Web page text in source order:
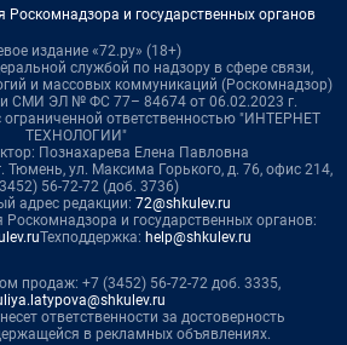
Роскомнадзора и государственных органов
издание «72.ру» (18+)
службой по надзору в сфере связи,
и массовых коммуникаций (Роскомнадзор)
СМИ ЭЛ № ФС 77– 84674 от 06.02.2023 г.
ограниченной ответственностью "ИНТЕРНЕТ
ТЕХНОЛОГИИ"
Познахарева Елена Павловна
Тюмень, ул. Максима Горького, д. 76, офис 214,
56-72-72 (доб. 3736)
адрес редакции: 72@shkulev.ru
и государственных органов:
Техподдержка: help@shkulev.ru
продаж: +7 (3452) 56-72-72 доб. 3335,
ответственности за достоверность
в рекламных объявлениях.